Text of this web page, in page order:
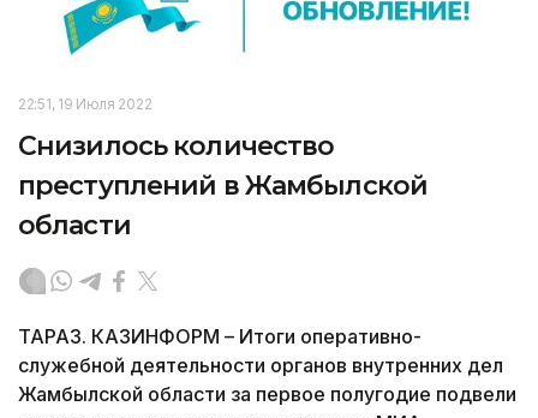
22:51, 19 Июля 2022
Снизилось количество
преступлений в Жамбылской
области
ТАРАЗ. КАЗИНФОРМ – Итоги оперативно-
служебной деятельности органов внутренних дел
Жамбылской области за первое полугодие подвели